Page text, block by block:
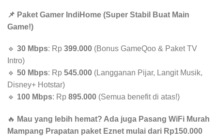
📌 Paket Gamer IndiHome (Super Stabil Buat Main
Game!)
🔹 30 Mbps: Rp 399.000 (Bonus GameQoo & Paket TV
Intro)
🔹 50 Mbps: Rp 545.000 (Langganan Pijar, Langit Musik,
Disney+ Hotstar)
🔹 100 Mbps: Rp 895.000 (Semua benefit di atas!)
🔥 Mau yang lebih hemat? Ada juga Pasang WiFi Murah
Mampang Prapatan paket Eznet mulai dari Rp150.000